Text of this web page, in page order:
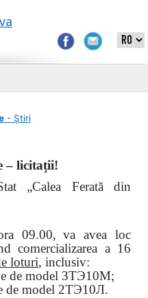
- Știri
– licitații!
„Calea Ferată din
09.00, va avea loc
comercializarea a 16
loturi, inclusiv:
de model 3ТЭ10М;
de model 2ТЭ10Л.